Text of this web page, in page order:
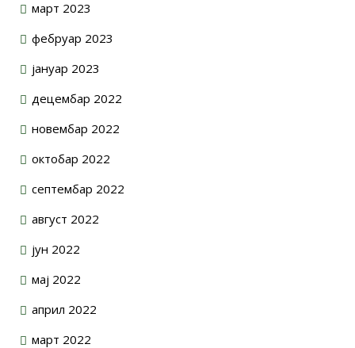
март 2023
фебруар 2023
јануар 2023
децембар 2022
новембар 2022
октобар 2022
септембар 2022
август 2022
јун 2022
мај 2022
април 2022
март 2022